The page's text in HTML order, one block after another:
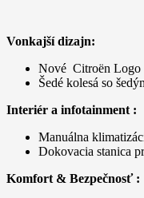
Vonkajší dizajn:
Nové Citroën Logo
Šedé kolesá so
Interiér a infotainment :
Manuálna
Dokovacia stanica
Komfort & Bezpečnosť :